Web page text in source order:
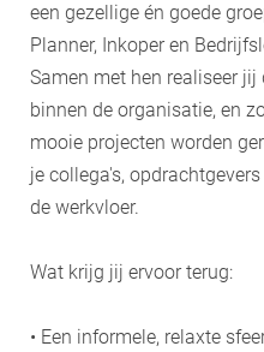
een gezellige én goede
Planner, Inkoper en
Samen met hen realiseer
binnen de organisatie, en
mooie projecten worden
je collega's,
de werkvloer.
Wat krijg jij ervoor terug:
• Een informele, relaxte